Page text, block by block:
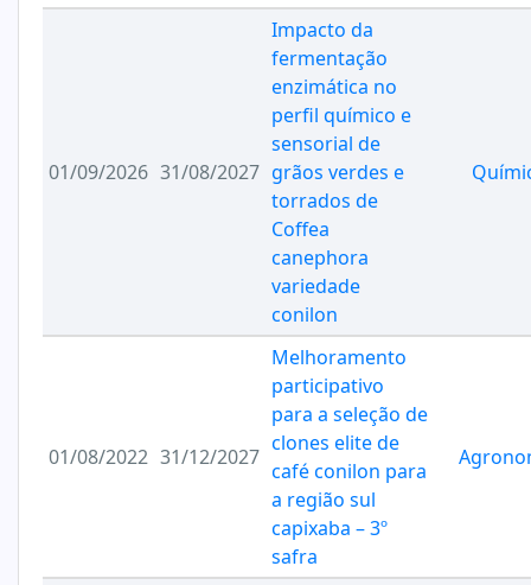
01/09/2026 31/08/2027
Impacto da
fermentação
enzimática no
perfil químico e
sensorial de
grãos verdes e
torrados de
Coffea
canephora
variedade
conilon
01/08/2022 31/12/2027
Melhoramento
participativo
para a seleção de
clones elite de
café conilon para
a região sul
capixaba – 3º
safra